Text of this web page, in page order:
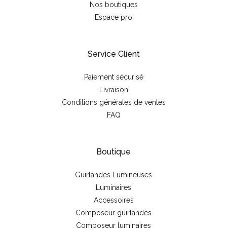
Nos boutiques
Espace pro
Service Client
Paiement sécurisé
Livraison
Conditions générales de ventes
FAQ
Boutique
Guirlandes Lumineuses
Luminaires
Accessoires
Composeur guirlandes
Composeur luminaires